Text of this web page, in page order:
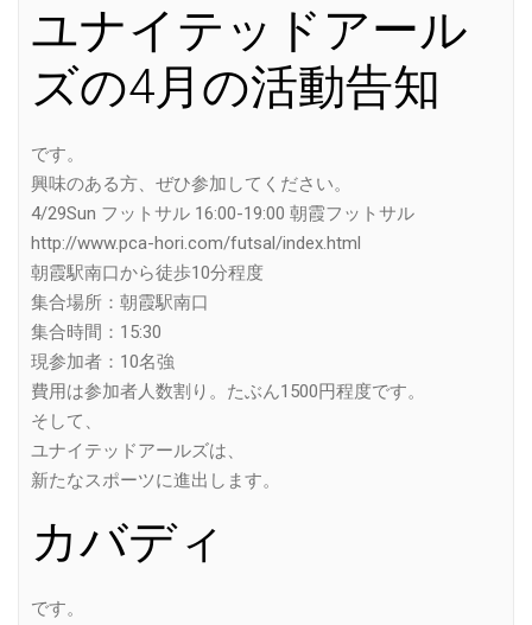
ユナイテッドアール
ズの4月の活動告知
です。
興味のある方、ぜひ参加してください。
4/29Sun フットサル 16:00-19:00 朝霞フットサル
http://www.pca-hori.com/futsal/index.html
朝霞駅南口から徒歩10分程度
集合場所：朝霞駅南口
集合時間：15:30
現参加者：10名強
費用は参加者人数割り。たぶん1500円程度です。
そして、
ユナイテッドアールズは、
新たなスポーツに進出します。
カバディ
です。